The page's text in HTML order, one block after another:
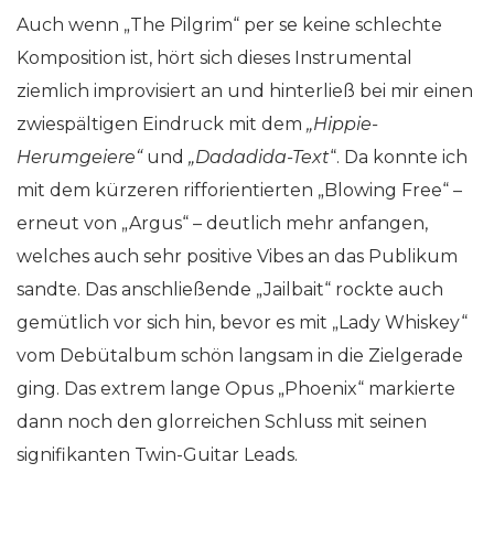
Auch wenn „The Pilgrim“ per se keine schlechte
Komposition ist, hört sich dieses Instrumental
ziemlich improvisiert an und hinterließ bei mir einen
zwiespältigen Eindruck mit dem „Hippie-
Herumgeiere“und „Dadadida-Text“. Da konnte ich
mit dem kürzeren rifforientierten „Blowing Free“ –
erneut von „Argus“ – deutlich mehr anfangen,
welches auch sehr positive Vibes an das Publikum
sandte. Das anschließende „Jailbait“ rockte auch
gemütlich vor sich hin, bevor es mit „Lady Whiskey“
vom Debütalbum schön langsam in die Zielgerade
ging. Das extrem lange Opus „Phoenix“ markierte
dann noch den glorreichen Schluss mit seinen
signifikanten Twin-Guitar Leads.